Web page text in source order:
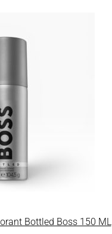
Bottled Boss 150 ML